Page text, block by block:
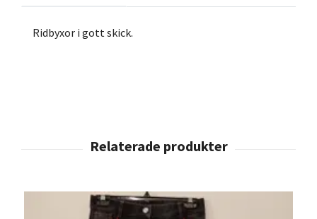
Ridbyxor i gott skick.